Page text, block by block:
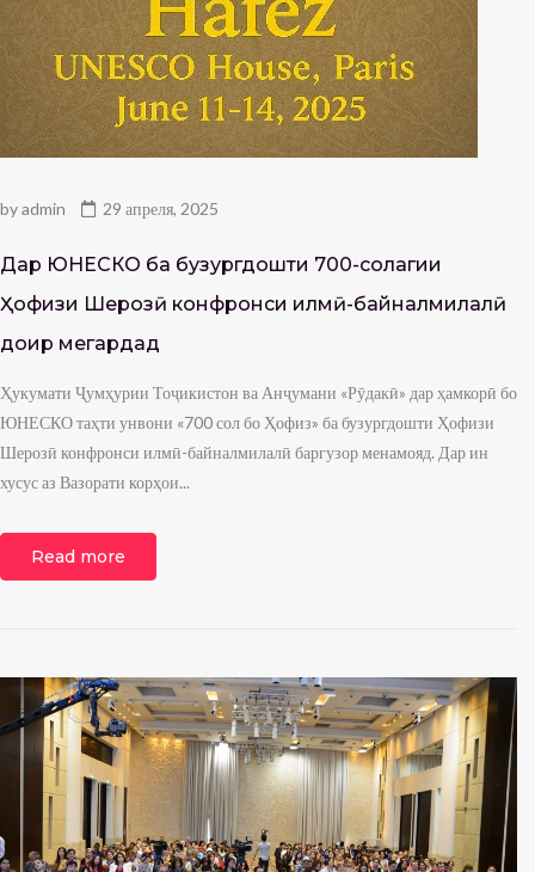
byadmin 29 апреля, 2025
Дар ЮНЕСКО ба бузургдошти 700-солагии
Ҳофизи Шерозӣ конфронси илмӣ-байналмилалӣ
доир мегардад
Ҳукумати Ҷумҳурии Тоҷикистон ва Анҷумани «Рӯдакӣ» дар ҳамкорӣ бо
ЮНЕСКО таҳти унвони «700 сол бо Ҳофиз» ба бузургдошти Ҳофизи
Шерозӣ конфронси илмӣ-байналмилалӣ баргузор менамояд. Дар ин
хусус аз Вазорати корҳои...
Read more